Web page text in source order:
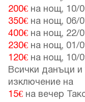
200€ на нощ, 10/
350€ на нощ, 06/
400€ на нощ, 22/
230€ на нощ, 01/
120€ на нощ, 10/
Всички данъци и
изключение на
15€ на вечер